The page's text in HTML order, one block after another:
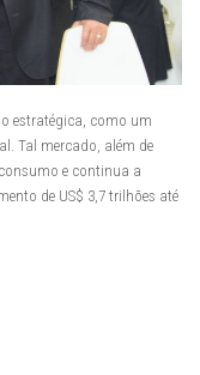
estratégica, como um
Tal mercado, além de
e continua a
de US$ 3,7 trilhões até